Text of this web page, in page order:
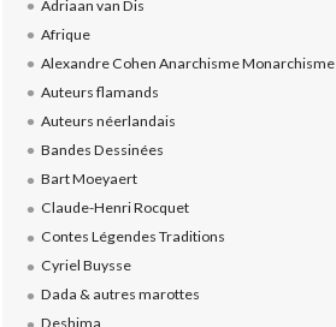
Adriaan van Dis
Afrique
Alexandre Cohen Anarchisme Monarchisme
Auteurs flamands
Auteurs néerlandais
Bandes Dessinées
Bart Moeyaert
Claude-Henri Rocquet
Contes Légendes Traditions
Cyriel Buysse
Dada & autres marottes
Deshima